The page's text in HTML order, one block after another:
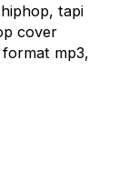
tapi
cover
mp3,